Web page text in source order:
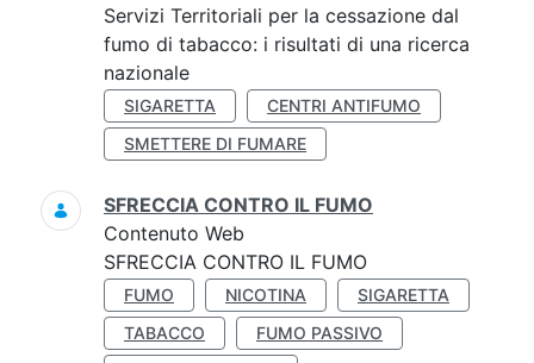
Servizi Territoriali per la cessazione dal
fumo di tabacco: i risultati di una ricerca
nazionale
SIGARETTA
CENTRI ANTIFUMO
SMETTERE DI FUMARE
SFRECCIA CONTRO IL FUMO
Contenuto Web
SFRECCIA CONTRO IL FUMO
FUMO NICOTINA
SIGARETTA
TABACCO
FUMO PASSIVO